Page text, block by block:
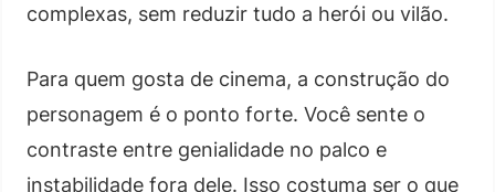
complexas, sem reduzir tudo a herói ou vilão.
Para quem gosta de cinema, a construção do
personagem é o ponto forte. Você sente o
contraste entre genialidade no palco e
instabilidade fora dele. Isso costuma ser o que